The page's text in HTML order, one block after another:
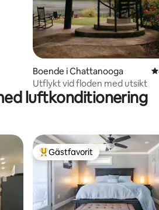
Boende i Chattanooga
Utflykt vid floden med utsikt
luftkonditionering
Populär gästfavorit
Gästfavorit